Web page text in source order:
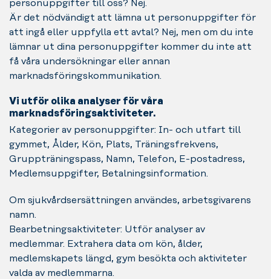
personuppgifter till oss? Nej.
Är det nödvändigt att lämna ut personuppgifter för
att ingå eller uppfylla ett avtal? Nej, men om du inte
lämnar ut dina personuppgifter kommer du inte att
få våra undersökningar eller annan
marknadsföringskommunikation.
Vi utför olika analyser för våra
marknadsföringsaktiviteter.
Kategorier av personuppgifter: In- och utfart till
gymmet, Ålder, Kön, Plats, Träningsfrekvens,
Gruppträningspass, Namn, Telefon, E-postadress,
Medlemsuppgifter, Betalningsinformation.
Om sjukvårdsersättningen användes, arbetsgivarens
namn.
Bearbetningsaktiviteter: Utför analyser av
medlemmar. Extrahera data om kön, ålder,
medlemskapets längd, gym besökta och aktiviteter
valda av medlemmarna.